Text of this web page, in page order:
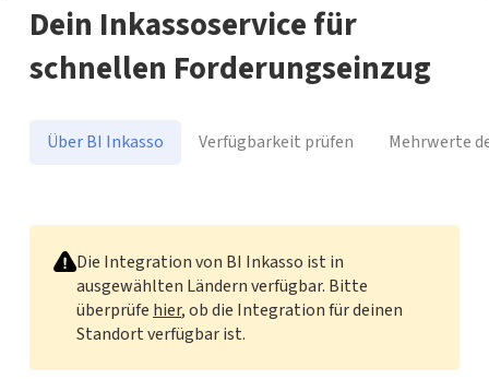
Dein Inkassoservice für
schnellen Forderungseinzug
Über BI Inkasso Verfügbarkeit prüfen Mehrwerte
Die Integration von BI Inkasso ist in
ausgewählten Ländern verfügbar. Bitte
überprüfe hier, ob die Integration für deinen
Standort verfügbar ist.